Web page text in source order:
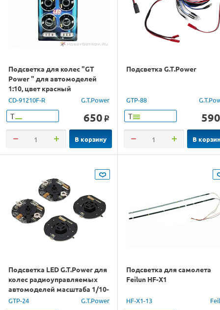
Подсветка для колес "GT
Power " для автомоделей
1:10, цвет красный
CD-91210F-R G.T.Power
Т 650 o
В корзину
Подсветка G.T.Power
GTP-88
Т 590
В
Подсветка LED G.T.Power для
колес радиоуправляемых
автомоделей масштаба 1/10-
1/16
GTP-24 G.T.Power
Подсветка для самолета
Feilun HF-X1
HF-X1-13